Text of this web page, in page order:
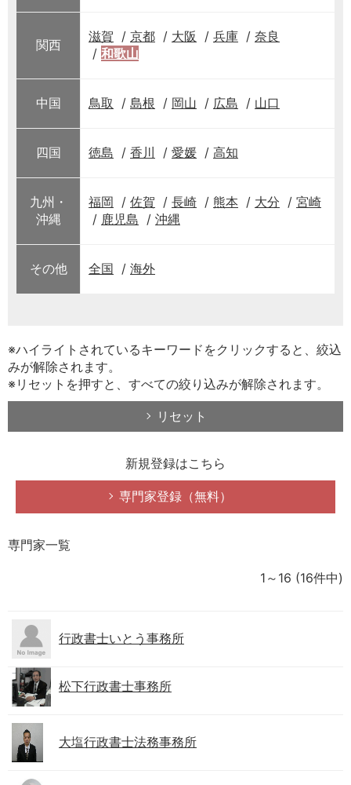
関西
滋賀 京都 大阪 兵庫
奈良
和歌山
中国 鳥取 島根 岡山 広島 山口
四国 徳島 香川 愛媛 高知
九州・
沖縄
福岡 佐賀 長崎 熊本 大分
宮崎
鹿児島
沖縄
その他 全国 海外
※ハイライトされているキーワードをクリックすると、絞込
みが解除されます。
※リセットを押すと、すべての絞り込みが解除されます。
リセット
新規登録はこちら
専門家登録（無料）
専門家一覧
1～16 (16件中)
行政書士いとう事務所
松下行政書士事務所
大塩行政書士法務事務所